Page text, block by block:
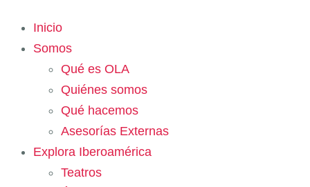
Inicio
Somos
Qué es OLA
Quiénes somos
Qué hacemos
Asesorías Externas
Explora Iberoamérica
Teatros